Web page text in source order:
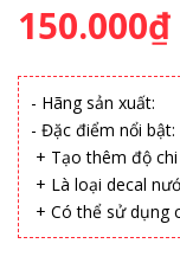
150.000₫
- Hãng sản xuất:
- Đặc điểm nổi bật:
+ Tạo thêm độ
+ Là loại decal
+ Có thể sử dụng